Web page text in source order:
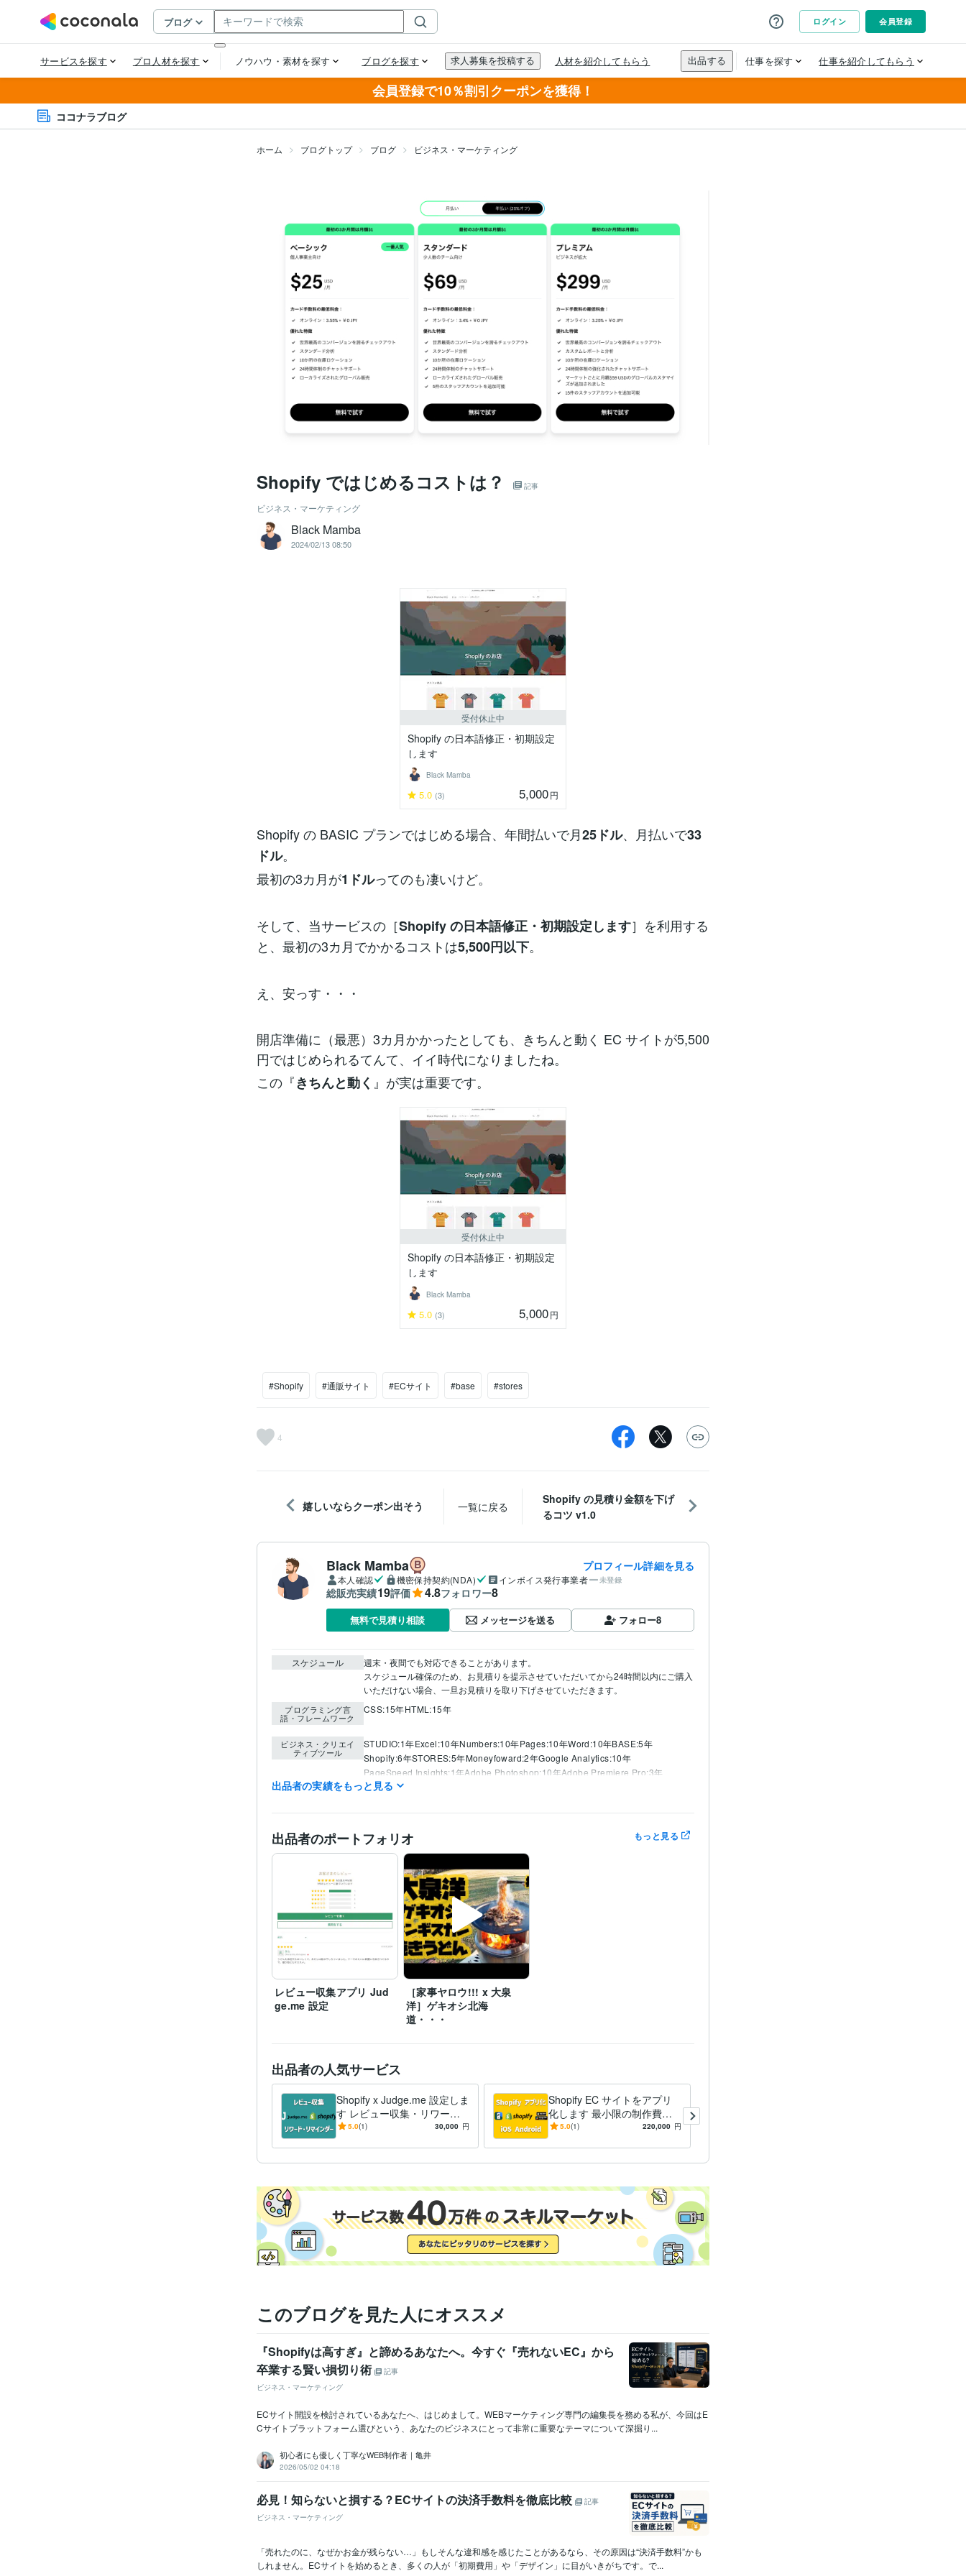
会員登録で10％割引クーポンを獲得！
ココナラブログ
ホーム ブログトップ ブログ ビジネス・マーケティング
Shopify ではじめるコストは？ 記事
ビジネス・マーケティング
Black Mamba
2024/02/13 08:50
受付休止中
Shopify の日本語修正・初期設定
します
Black Mamba
5.0 (3) 5,000円
Shopify の BASIC プランではじめる場合、年間払いで月25ドル、月払いで33
ドル。
最初の3カ月が1ドルってのも凄いけど。
そして、当サービスの［Shopify の日本語修正・初期設定します］を利用する
と、最初の3カ月でかかるコストは5,500円以下。
え、安っす・・・
開店準備に（最悪）3カ月かかったとしても、きちんと動く EC サイトが5,500
円ではじめられるてんて、イイ時代になりましたね。
この『きちんと動く 』が実は重要です。
受付休止中
Shopify の日本語修正・初期設定
します
Black Mamba
5.0 (3) 5,000円
#Shopify #通販サイト #ECサイト #base #stores
4
嬉しいならクーポン出そう 一覧に戻る
Shopify の見積り金額を下げ
るコツ v1.0
Black Mamba プロフィール詳細を見る
本人確認 機密保持契約(NDA) インボイス発行事業者 未登録
総販売実績19評価 4.8フォロワー8
無料で見積り相談 メッセージを送る フォロー8
スケジュール
週末・夜間でも対応できることがあります。
スケジュール確保のため、お見積りを提示させていただいてから24時間以内にご購入
いただけない場合、一旦お見積りを取り下げさせていただきます。
プログラミング言
語・フレームワーク
CSS:15年HTML:15年
ビジネス・クリエイ
ティブツール
STUDIO:1年Excel:10年Numbers:10年Pages:10年Word:10年BASE:5年
Shopify:6年STORES:5年Moneyfoward:2年Google Analytics:10年
PageSpeed Insights:1年Adobe Photoshop:10年Adobe Premiere Pro:3年
ゆっくりMovieMaker:3年
その他ツール FileMaker:20年
出品者の実績をもっと見る
出品者のポートフォリオ もっと見る
レビュー収集アプリ Jud
ge.me 設定
［家事ヤロウ!!! x 大泉
洋］ゲキオシ北海
道・・・
出品者の人気サービス
Shopify x Judge.me 設定しま
す レビュー収集・リワー
ド・リマインダーを自動化し
5.0(1) 30,000 円
Shopify EC サイトをアプリ
化します 最小限の制作費で E
C サイトをモバイルアプリ化
5.0(1) 220,000 円
このブログを見た人にオススメ
『Shopifyは高すぎ』と諦めるあなたへ。今すぐ『売れないEC』から
卒業する賢い損切り術
記事
ビジネス・マーケティング
ECサイト開設を検討されているあなたへ、はじめまして。WEBマーケティング専門の編集長を務める私が、今回はE
Cサイトプラットフォーム選びという、あなたのビジネスにとって非常に重要なテーマについて深掘り...
初心者にも優しく丁寧なWEB制作者｜亀井
2026/05/02 04:18
必見！知らないと損する？ECサイトの決済手数料を徹底比較
記事
ビジネス・マーケティング
「売れたのに、なぜかお金が残らない…」もしそんな違和感を感じたことがあるなら、その原因は“決済手数料”かも
しれません。ECサイトを始めるとき、多くの人が「初期費用」や「デザイン」に目がいきがちです。で...